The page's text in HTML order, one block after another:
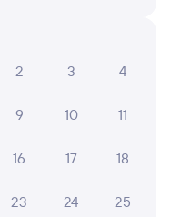
2 3 4
9 10 11
16 17 18
23 24 25